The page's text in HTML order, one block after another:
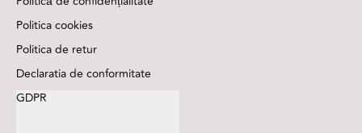
Politica cookies
Politica de retur
Declaratia de conformitate
GDPR